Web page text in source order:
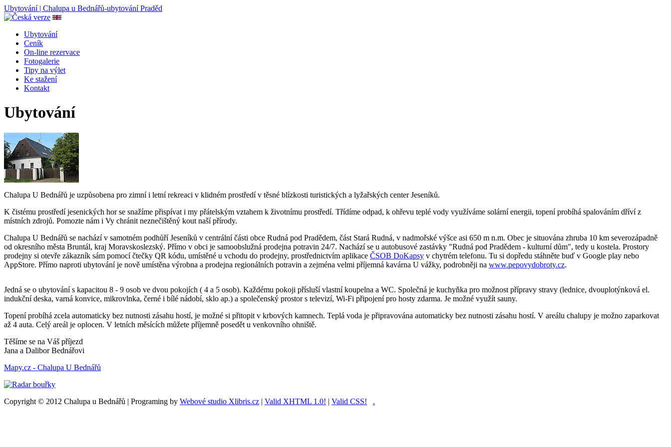
Ubytování | Chalupa u Bednářů-ubytování Praděd
Ubytování
Ceník
On-line rezervace
Fotogalerie
Tipy na výlet
Ke stažení
Kontakt
Ubytování
Chalupa U Bednářů je uzpůsobena pro zimní i letní rekreaci v klidném prostředí v těsné blízkosti turistických a lyžařských center Jeseníků.
K čistému prostředí jesenických hor se snažíme přispívat i my přátelským vztahem k životnímu prostředí. Třídíme odpad, k ohřevu teplé vody využíváme solární energii, topení probíhá spalováním dříví z
místních zdrojů. Pomozte nám i Vy chránit neznečištěný kout naší přírody.
Chalupa U Bednářů se nachází v samotném podhůří Jeseníků v centrální části obce Rudná pod Pradědem, část Stará Rudná, v nadmořské výšce asi 650 m n.m. Obec je situována zhruba 10 km severozápadně
od okresního města Bruntál, kraj Moravskoslezský. Přímo v obci je samoobslužná prodejna potravin 24/7. Nachází se u autobusové zastávky "Rudná pod Pradědem - kulturní dům", tedy u kostela. Prostory
prodejny si otevře zákazník sám pomocí čtečky QR kódu, umístěné u vchodu do prodejny, prostřednictvím aplikace ČSOB DoKapsy v chytrém telefonu. Tu si dopředu stáhněte buď v Google play nebo
AppStore. Přímo naproti ubytování je nově umístěna výrobna a prodejna regionálních potravin a zejména velmi příjemná kavárna U vážky, podrobněji na www.pepovydobroty.cz.
Jedná se o ubytování s kapacitou 8 - 9 osob ve dvou pokojích ( 4 a 5 osob). Každému pokoji přísluší vlastní koupelna a WC. Společná je kuchyňka pro možnost přípravy stravy (lednice, dvouplotýnková el.
indukční deska, varná konvice, mikrovlnka, černé i bílé nádobí, sklo ap.) a společenský prostor s televizí, Wi-Fi připojení pro hosty zdarma. Je možné využít sauny.
Topení probíhá zcela automaticky bez nutnosti zásahu hostí, je možné si přitopit v krbových kamnech. Teplá voda je připravována automaticky bez nutnosti zásahu hostí. V areálu chalupy je možno zaparkovat
až 4 auta. Celý areál je oplocen. V letních měsících můžete příjemně posedět u venkovního ohniště.
Těšíme se na Váš příjezd
Jana a Dalibor Bednářovi
Mapy.cz - Chalupa U Bednářů
Copyright © 2012 Chalupa u Bednářů | Programing by Webové studio Xlibris.cz | Valid XHTML 1.0! | Valid CSS! .